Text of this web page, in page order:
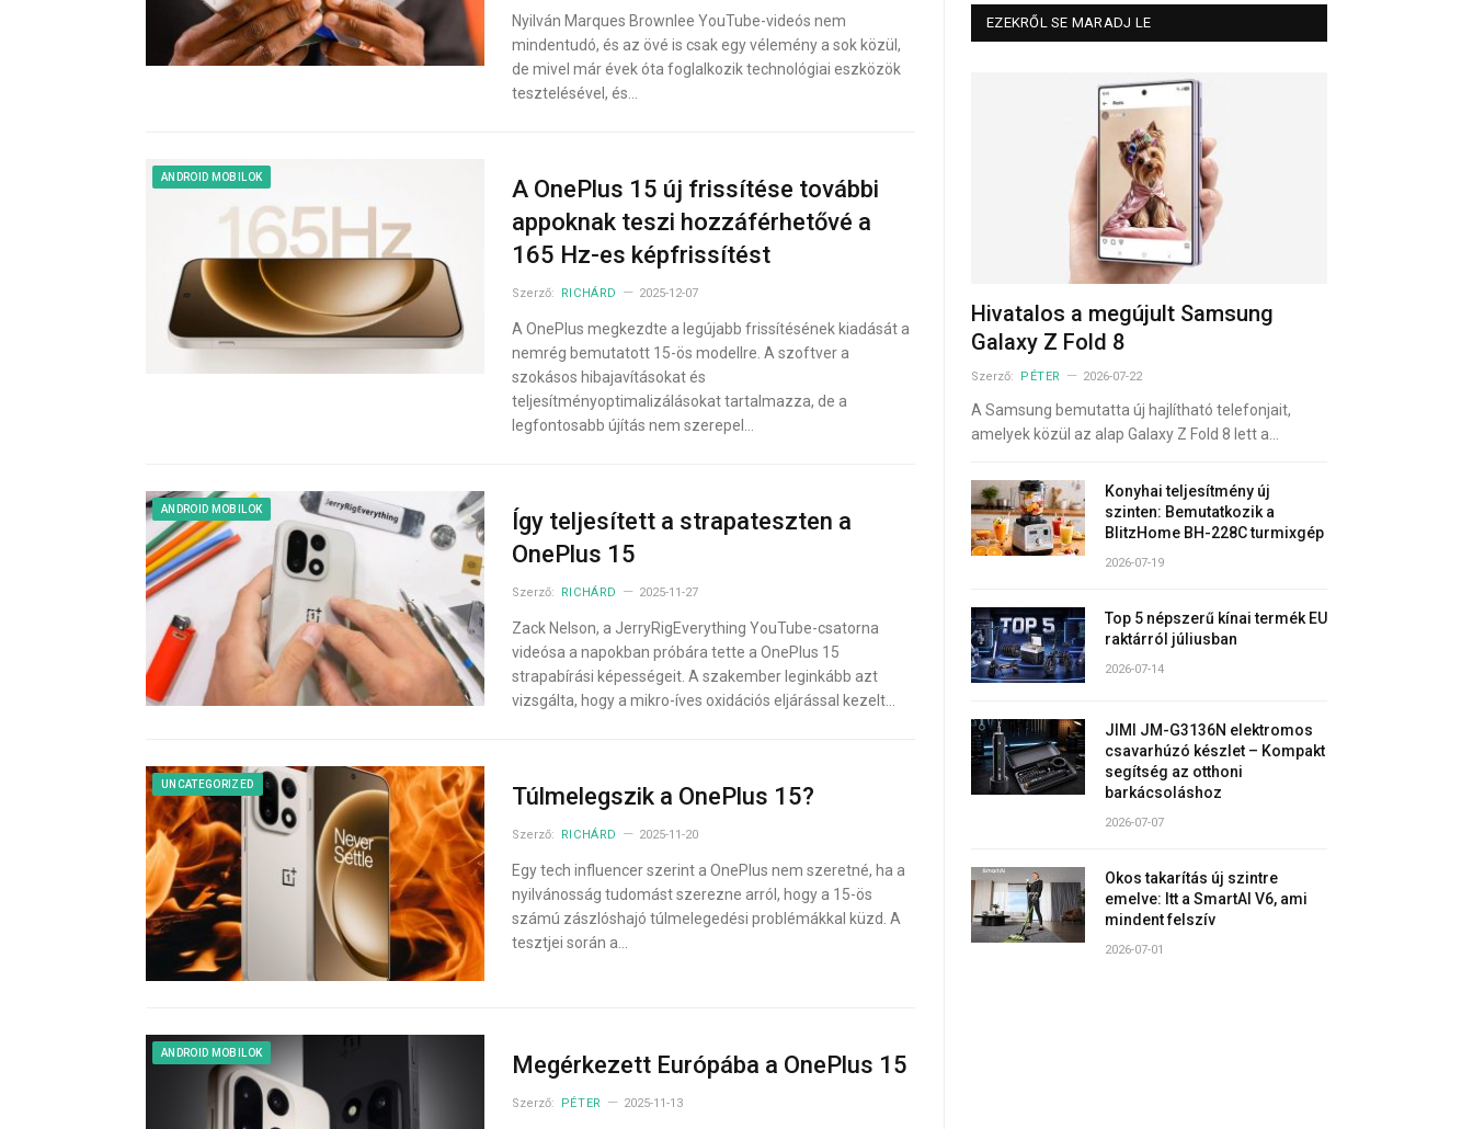
Nyilván Marques Brownlee YouTube-videós nem
mindentudó, és az övé is csak egy vélemény a sok közül,
de mivel már évek óta foglalkozik technológiai eszközök
tesztelésével, és…
ANDROID MOBILOK
A OnePlus 15 új frissítése további
appoknak teszi hozzáférhetővé a
165 Hz-es képfrissítést
Szerző: RICHÁRD 2025-12-07
A OnePlus megkezdte a legújabb frissítésének kiadását a
nemrég bemutatott 15-ös modellre. A szoftver a
szokásos hibajavításokat és
teljesítményoptimalizálásokat tartalmazza, de a
legfontosabb újítás nem szerepel…
ANDROID MOBILOK
Így teljesített a strapateszten a
OnePlus 15
Szerző: RICHÁRD 2025-11-27
Zack Nelson, a JerryRigEverything YouTube-csatorna
videósa a napokban próbára tette a OnePlus 15
strapabírási képességeit. A szakember leginkább azt
vizsgálta, hogy a mikro-íves oxidációs eljárással kezelt…
UNCATEGORIZED Túlmelegszik a OnePlus 15?
Szerző: RICHÁRD 2025-11-20
Egy tech influencer szerint a OnePlus nem szeretné, ha a
nyilvánosság tudomást szerezne arról, hogy a 15-ös
számú zászlóshajó túlmelegedési problémákkal küzd. A
tesztjei során a…
ANDROID MOBILOK Megérkezett Európába a OnePlus 15
Szerző: PÉTER 2025-11-13
EZEKRŐL SE MARADJ LE
Hivatalos a megújult Samsung
Galaxy Z Fold 8
Szerző: PÉTER 2026-07-22
A Samsung bemutatta új hajlítható telefonjait,
amelyek közül az alap Galaxy Z Fold 8 lett a…
Konyhai teljesítmény új
szinten: Bemutatkozik a
BlitzHome BH-228C turmixgép
2026-07-19
Top 5 népszerű kínai termék EU
raktárról júliusban
2026-07-14
JIMI JM-G3136N elektromos
csavarhúzó készlet – Kompakt
segítség az otthoni
barkácsoláshoz
2026-07-07
Okos takarítás új szintre
emelve: Itt a SmartAI V6, ami
mindent felszív
2026-07-01